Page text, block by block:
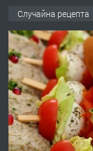
ПРЕДЛАГА
Случайна рецепта